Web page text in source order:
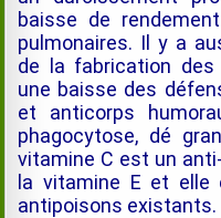
baisse de
pulmonaires. Il y a
de la fabrication
une baisse des
et anticorps
phagocytose, dé
vitamine C est un
la vitamine E et elle
antipoisons existants.